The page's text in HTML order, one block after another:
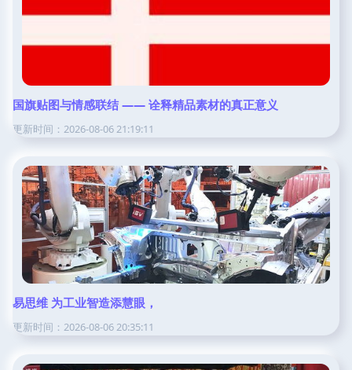
国旗贴图与情感联结 —— 诠释精品素材的真正意义
更新时间：2026-08-06 21:19:11
易思维 为工业智造添慧眼，
更新时间：2026-08-06 20:35:11